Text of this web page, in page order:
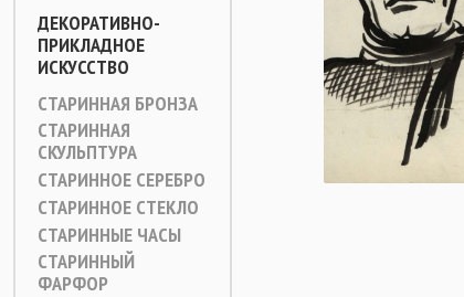
ДЕКОРАТИВНО-
ПРИКЛАДНОЕ
ИСКУССТВО
СТАРИННАЯ БРОНЗА
СТАРИННАЯ
СКУЛЬПТУРА
СТАРИННОЕ СЕРЕБРО
СТАРИННОЕ СТЕКЛО
СТАРИННЫЕ ЧАСЫ
СТАРИННЫЙ
ФАРФОР